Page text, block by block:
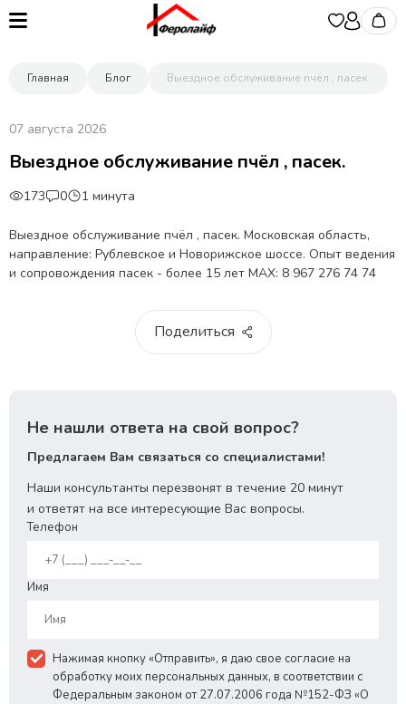
Главная Блог Выездное обслуживание пчёл , пасек.
07 августа 2026
Выездное обслуживание пчёл , пасек.
173 0 1 минута
Выездное обслуживание пчёл , пасек. Московская область,
направление: Рублевское и Новорижское шоссе. Опыт ведения
и сопровождения пасек - более 15 лет МАХ: 8 967 276 74 74
Поделиться
Не нашли ответа на свой вопрос?
Предлагаем Вам связаться со специалистами!
Наши консультанты перезвонят в течение 20 минут
и ответят на все интересующие Вас вопросы.
Телефон
Имя
Нажимая кнопку «Отправить», я даю свое согласие на
обработку моих персональных данных, в соответствии с
Федеральным законом от 27.07.2006 года №152-ФЗ «О